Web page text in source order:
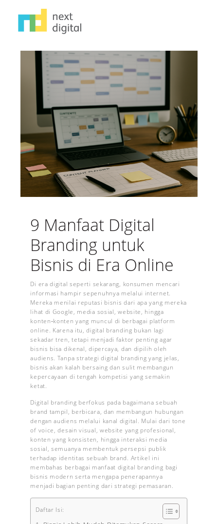
9 Manfaat Digital
Branding untuk
Bisnis di Era Online
Di era digital seperti sekarang, konsumen mencari
informasi hampir sepenuhnya melalui internet.
Mereka menilai reputasi bisnis dari apa yang mereka
lihat di Google, media sosial, website, hingga
konten‐konten yang muncul di berbagai platform
online. Karena itu, digital branding bukan lagi
sekadar tren, tetapi menjadi faktor penting agar
bisnis bisa dikenal, dipercaya, dan dipilih oleh
audiens. Tanpa strategi digital branding yang jelas,
bisnis akan kalah bersaing dan sulit membangun
kepercayaan di tengah kompetisi yang semakin
ketat.
Digital branding berfokus pada bagaimana sebuah
brand tampil, berbicara, dan membangun hubungan
dengan audiens melalui kanal digital. Mulai dari tone
of voice, desain visual, website yang profesional,
konten yang konsisten, hingga interaksi media
sosial, semuanya membentuk persepsi publik
terhadap identitas sebuah brand. Artikel ini
membahas berbagai manfaat digital branding bagi
bisnis modern serta mengapa penerapannya
menjadi bagian penting dari strategi pemasaran.
Daftar Isi: